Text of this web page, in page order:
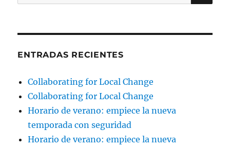
por:
ENTRADAS RECIENTES
Collaborating for Local Change
Collaborating for Local Change
Horario de verano: empiece la nueva
temporada con seguridad
Horario de verano: empiece la nueva